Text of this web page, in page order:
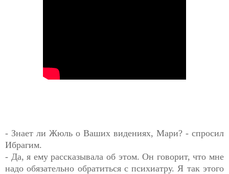
- Знает ли Жюль о Ваших видениях, Мари? - спросил
Ибрагим.
- Да, я ему рассказывала об этом. Он говорит, что мне
надо обязательно обратиться с психиатру. Я так этого